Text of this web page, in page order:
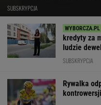
SUBSKRYPCJA
kredyty za
ludzie
SUBSKRYPCJA
Rywalka